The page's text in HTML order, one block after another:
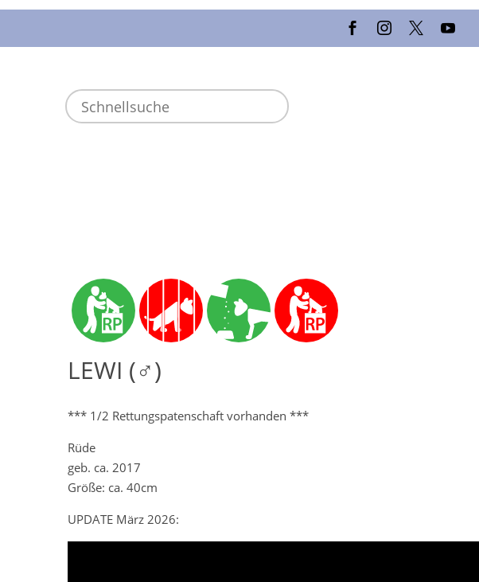
LEWI (♂)
*** 1/2 Rettungspatenschaft vorhanden ***
Rüde
geb. ca. 2017
Größe: ca. 40cm
UPDATE März 2026: